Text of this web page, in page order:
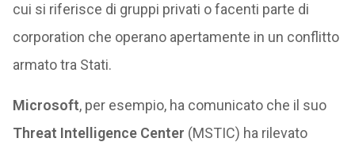
cui si riferisce di gruppi privati o facenti parte di
corporation che operano apertamente in un conflitto
armato tra Stati.
Microsoft, per esempio, ha comunicato che il suo
Threat Intelligence Center (MSTIC) ha rilevato